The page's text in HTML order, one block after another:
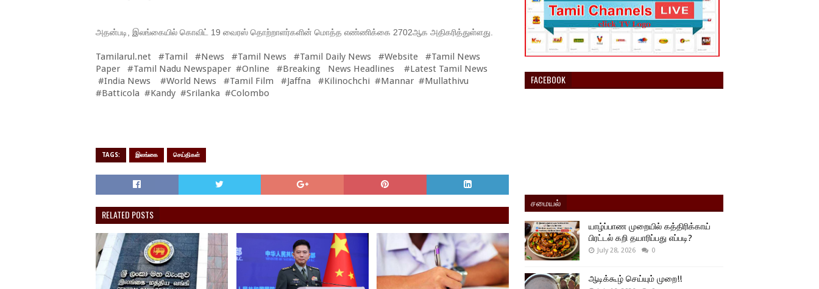
அதன்படி, இலங்கையில் கொவிட் 19 வைரஸ் தொற்றாளர்களின் மொத்த எண்ணிக்கை 2702ஆக அதிகரித்துள்ளது.
Tamilarul.net #Tamil #News #Tamil News #Tamil Daily News #Website #Tamil News
Paper #Tamil Nadu Newspaper #Online #Breaking News Headlines #Latest Tamil News
#India News #World News #Tamil Film #Jaffna #Kilinochchi #Mannar #Mullathivu
#Batticola #Kandy #Srilanka #Colombo
TAGS: இலங்கை செய்திகள்
RELATED POSTS
FACEBOOK
சமையல்
யாழ்ப்பாண முறையில் கத்திரிக்காய்
பிரட்டல் கறி தயாரிப்பது எப்படி?
July 28, 2026 0
ஆடிக்கூழ் செய்யும் முறை!!